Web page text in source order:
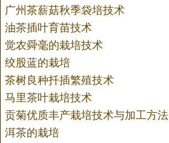
广州茶薪菇秋季袋培技术
油茶插叶育苗技术
觉农舜毫的栽培技术
绞股蓝的栽培
茶树良种扦插繁殖技术
马里茶叶栽培技术
贡菊优质丰产栽培技术与加工方法
洱茶的栽培